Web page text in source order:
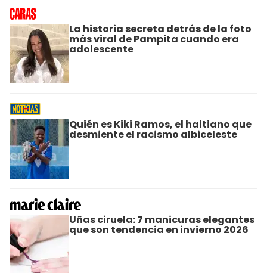
La historia secreta detrás de la foto
más viral de Pampita cuando era
adolescente
Quién es Kiki Ramos, el haitiano que
desmiente el racismo albiceleste
Uñas ciruela: 7 manicuras elegantes
que son tendencia en invierno 2026